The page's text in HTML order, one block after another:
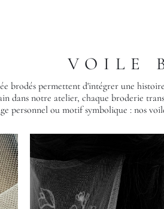
VOILE
brodés permettent d'intégrer une
dans notre atelier, chaque broderie
personnel ou motif symbolique : nos